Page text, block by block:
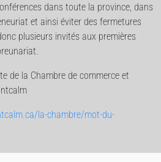
dans toute la province, dans
et ainsi éviter des fermetures
plusieurs invités aux premières
de la Chambre de commerce et
la-chambre/mot-du-